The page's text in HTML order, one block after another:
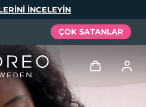
INCELEYIN
ÇOK SATANLAR